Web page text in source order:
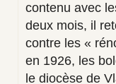
contenu avec
deux mois, il
contre les «
en 1926, les
le diocèse de